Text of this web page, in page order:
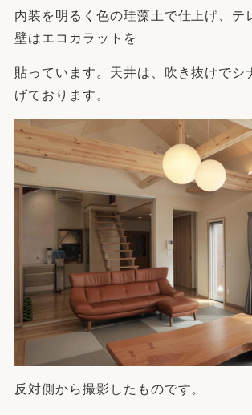
内装を明るく色の珪藻土で仕上げ、テ
壁はエコカラットを
貼っています。天井は、吹き抜けでシ
げております。
反対側から撮影したものです。